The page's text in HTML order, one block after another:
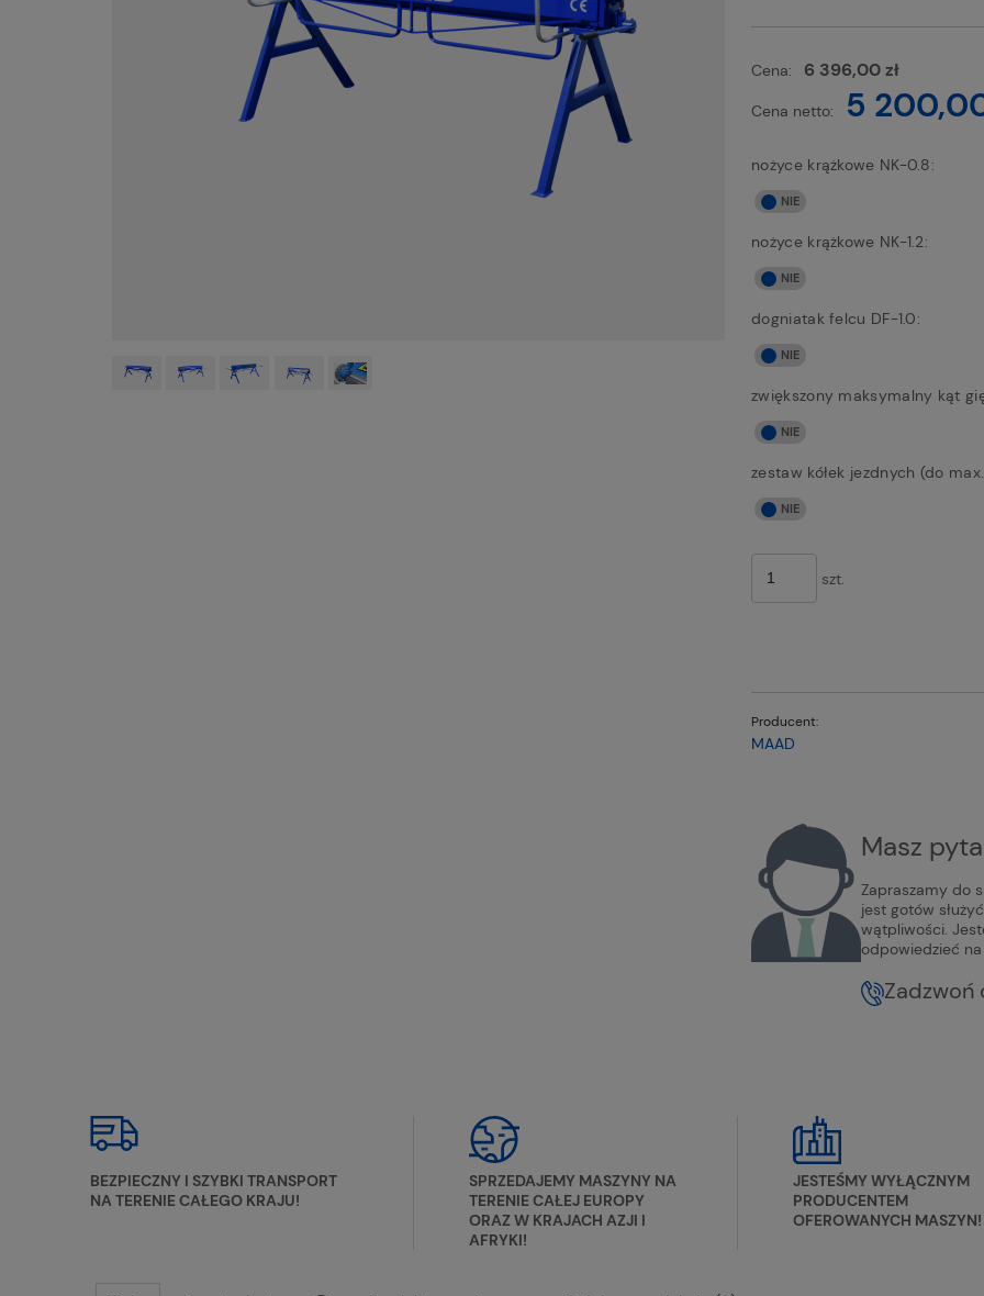
Cena: 6 396,00 zł
Cena netto: 5
nożyce krążkowe NK-0.8:
nożyce krążkowe NK-1.2:
dogniatak felcu DF-1.0:
zwiększony maksymalny kąt
zestaw kółek jezdnych (do
szt.
Producent:
MAAD
Masz
Zapraszamy do
jest gotów
wątpliwości.
odpowiedzieć
Zadzwoń
BEZPIECZNY I SZYBKI TRANSPORT
NA TERENIE CAŁEGO KRAJU!
SPRZEDAJEMY MASZYNY NA
TERENIE CAŁEJ EUROPY
ORAZ W KRAJACH AZJI I
AFRYKI!
JESTEŚMY WYŁĄCZNYM
PRODUCENTEM
OFEROWANYCH MASZYN!